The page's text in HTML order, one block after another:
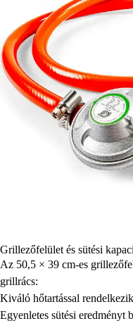
Grillezőfelület és sütési
Az 50,5 × 39 cm-es
grillrács:
Kiváló hőtartással rendelkezik
Egyenletes sütési eredményt